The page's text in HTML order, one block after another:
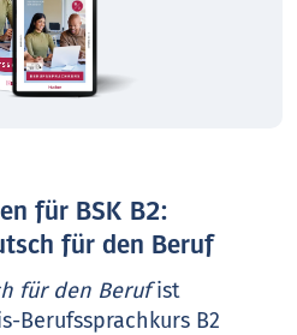
für BSK B2:
für den Beruf
für den Berufist
Berufssprachkurs B2